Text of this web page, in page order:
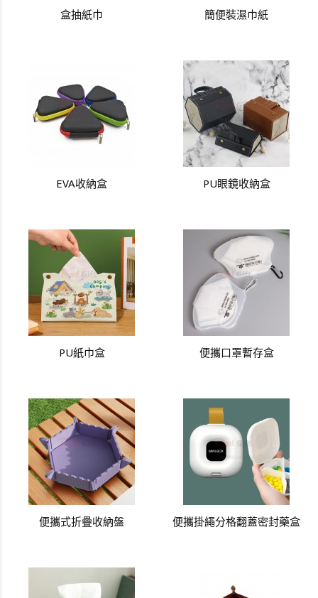
盒抽紙巾 簡便裝濕巾紙
EVA收納盒 PU眼鏡收納盒
PU紙巾盒 便攜口罩暫存盒
便攜式折疊收納盤 便攜掛繩分格翻蓋密封藥盒